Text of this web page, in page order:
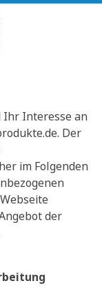
Ihr Interesse an
Der
im Folgenden
der